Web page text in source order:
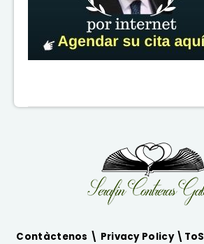
Contàctenos \ Privacy Policy \ ToS